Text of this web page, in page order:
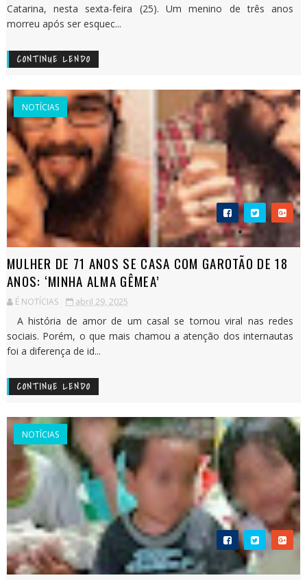
Catarina, nesta sexta-feira (25). Um menino de três anos
morreu após ser esquec...
CONTINUE LENDO
NOTÍCIAS
MULHER DE 71 ANOS SE CASA COM GAROTÃO DE 18
ANOS: ‘MINHA ALMA GÊMEA’
É NOTÍCIAS abril 29, 2025
A história de amor de um casal se tornou viral nas redes
sociais. Porém, o que mais chamou a atenção dos internautas
foi a diferença de id...
CONTINUE LENDO
NOTÍCIAS